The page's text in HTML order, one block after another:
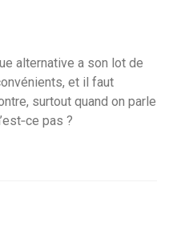
alternative a son lot de
et il faut
surtout quand on parle
pas ?